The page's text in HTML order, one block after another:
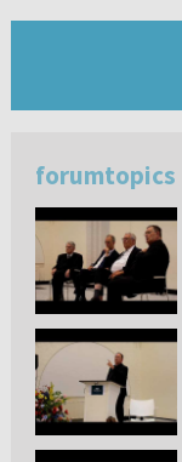
forumtopics